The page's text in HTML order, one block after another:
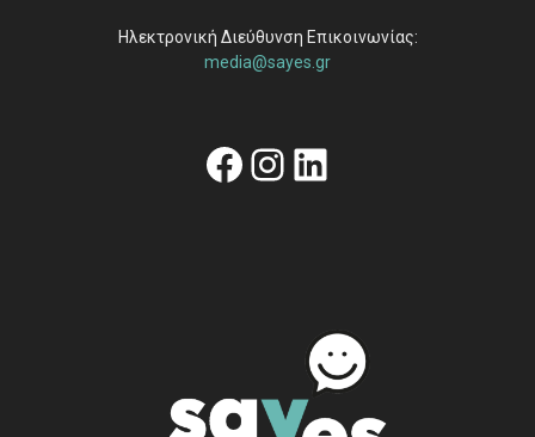
Ηλεκτρονική Διεύθυνση Επικοινωνίας:
media@sayes.gr
Facebook
Instagram
Linkedin